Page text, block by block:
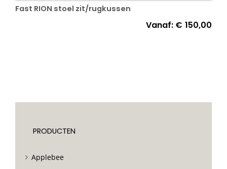
Fast RION stoel zit/rugkussen
Vanaf: € 150,00
PRODUCTEN
Applebee